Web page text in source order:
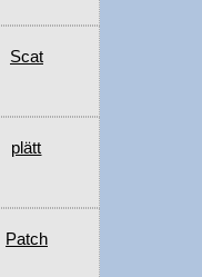
Scat
plätt
Patch